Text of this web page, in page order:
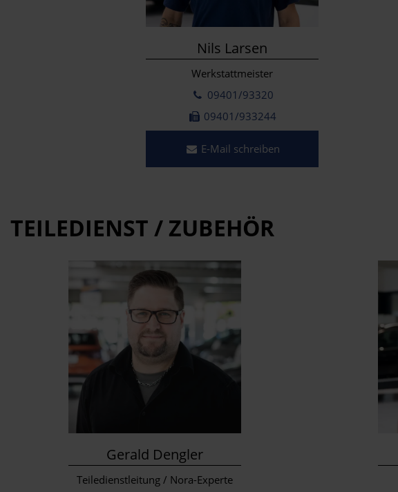
Nils Larsen
Werkstattmeister
09401/93320
09401/933244
E-Mail schreiben
TEILEDIENST / ZUBEHÖR
Gerald Dengler
Teiledienstleitung / Nora-Experte